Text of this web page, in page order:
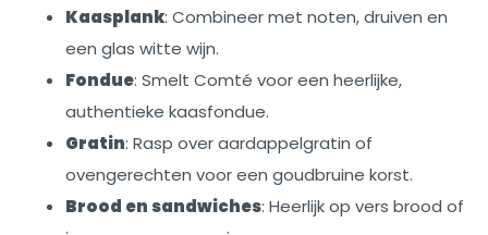
Kaasplank: Combineer met noten, druiven en
een glas witte wijn.
Fondue: Smelt Comté voor een heerlijke,
authentieke kaasfondue.
Gratin: Rasp over aardappelgratin of
ovengerechten voor een goudbruine korst.
Brood en sandwiches: Heerlijk op vers brood of